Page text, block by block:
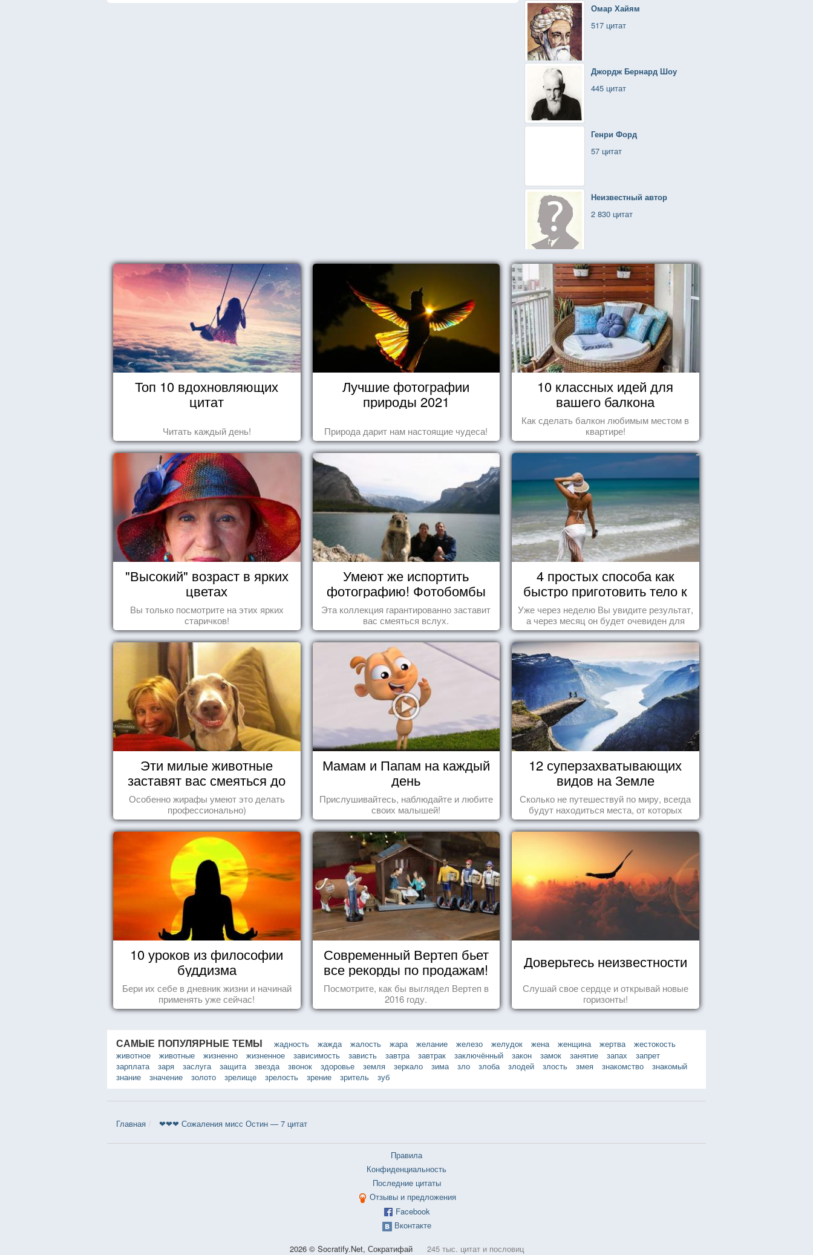
Омар Хайям
517 цитат
Джордж Бернард Шоу
445 цитат
Генри Форд
57 цитат
Неизвестный автор
2 830 цитат
Топ 10 вдохновляющих
цитат
Читать каждый день!
Лучшие фотографии
природы 2021
Природа дарит нам настоящие чудеса!
10 классных идей для
вашего балкона
Как сделать балкон любимым местом в
квартире!
"Высокий" возраст в ярких
цветах
Вы только посмотрите на этих ярких
старичков!
Умеют же испортить
фотографию! Фотобомбы
животных
Эта коллекция гарантированно заставит
вас смеяться вслух.
4 простых способа как
быстро приготовить тело к
морю
Уже через неделю Вы увидите результат,
а через месяц он будет очевиден для
всех!
Эти милые животные
заставят вас смеяться до
упаду!
Особенно жирафы умеют это делать
профессионально)
Мамам и Папам на каждый
день
Прислушивайтесь, наблюдайте и любите
своих малышей!
12 суперзахватывающих
видов на Земле
Сколько не путешествуй по миру, всегда
будут находиться места, от которых
перехватывает дух и кружится голова...
10 уроков из философии
буддизма
Бери их себе в дневник жизни и начинай
применять уже сейчас!
Современный Вертеп бьет
все рекорды по продажам!
Посмотрите, как бы выглядел Вертеп в
2016 году.
Доверьтесь неизвестности
Слушай свое сердце и открывай новые
горизонты!
САМЫЕ ПОПУЛЯРНЫЕ ТЕМЫ жадность жажда жалость жара желание железо желудок жена женщина жертва
жестокость
животное
животные жизненно жизненное зависимость зависть завтра завтрак заключённый закон замок занятие запах
запрет
зарплата
заря заслуга защита звезда звонок здоровье земля зеркало зима зло злоба злодей злость змея знакомство
знакомый
знание
значение золото зрелище зрелость зрение зритель зуб
Главная ❤❤❤ Сожаления мисс Остин — 7 цитат
Правила
Конфиденциальность
Последние цитаты
Отзывы и предложения
Facebook
Вконтакте
2026 © Socratify.Net, Сократифай 245 тыс. цитат и пословиц